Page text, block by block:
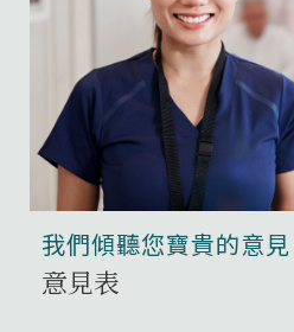
我們傾聽您寶貴的意見
意見表